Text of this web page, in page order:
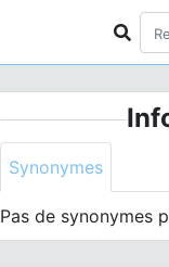
Synonymes
Pas de synonymes